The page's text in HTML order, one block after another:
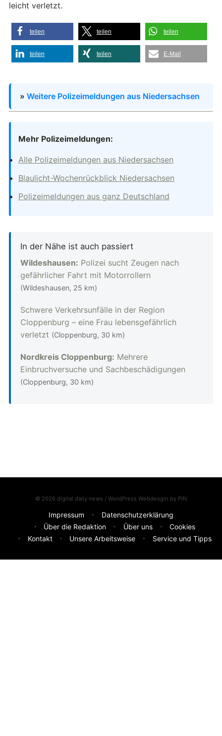
leicht verletzt.
teilen teilen teilen
teilen teilen E-Mail
» Weitere Polizeimeldungen aus Niedersachsen
Mehr Polizeimeldungen:
Alle Polizeimeldungen aus Niedersachsen
Blaulicht-Wochenrückblick Niedersachsen
Polizeimeldungen aus ganz Deutschland
In der Nähe ist auch passiert
Wildeshausen: Polizei sucht Zeugen nach
gefährlicher Fahrt mit Motorrollern
(Wildeshausen, 25 km)
Schwere Verkehrsunfälle in der Region
Cloppenburg – eine Frau lebensgefährlich
verletzt (Cloppenburg, 30 km)
Nordkreis Cloppenburg: Mehrere
Einbruchversuche und Sachbeschädigungen
(Cloppenburg, 30 km)
© 2026 digital daily news / WordPress Webdesgin by PIN
Impressum
Datenschutzerklärung
Über die Redaktion
Über uns
Cookies
Kontakt
Unsere Arbeitsweise Service und Tipps